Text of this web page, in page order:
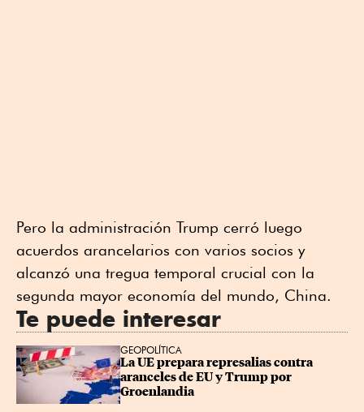
Pero la administración Trump cerró luego
acuerdos arancelarios con varios socios y
alcanzó una tregua temporal crucial con la
segunda mayor economía del mundo, China.
Te puede interesar
GEOPOLÍTICA
La UE prepara represalias contra
aranceles de EU y Trump por
Groenlandia